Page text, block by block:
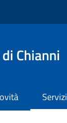
Chianni
Servizi